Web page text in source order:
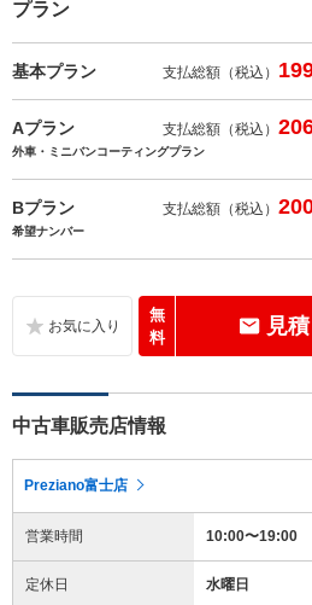
プラン
基本プラン 支払総額（税込）
Aプラン 支払総額（税込）
外車・ミニバンコーティングプラン
Bプラン 支払総額（税込）
希望ナンバー
無
料
見
中古車販売店情報
Preziano富士店
営業時間 10:00〜19:00
定休日 水曜日